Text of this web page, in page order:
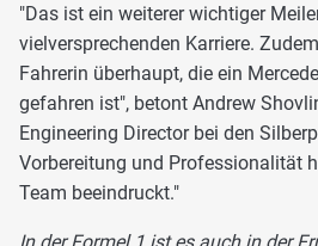
"Das ist ein weiterer wichtiger
vielversprechenden Karriere.
Fahrerin überhaupt, die ein
gefahren ist", betont Andrew
Engineering Director bei den
Vorbereitung und Professionalität
Team beeindruckt."